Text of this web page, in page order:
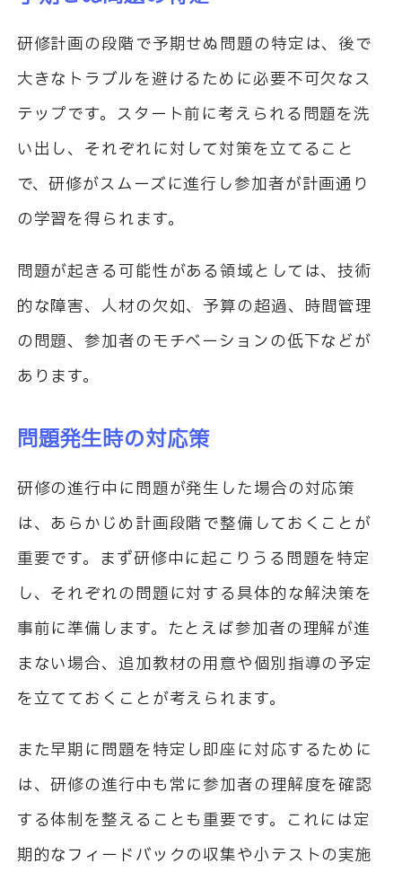
研修計画の段階で予期せぬ問題の特定は、後で
大きなトラブルを避けるために必要不可欠なス
テップです。スタート前に考えられる問題を洗
い出し、それぞれに対して対策を立てること
で、研修がスムーズに進行し参加者が計画通り
の学習を得られます。
問題が起きる可能性がある領域としては、技術
的な障害、人材の欠如、予算の超過、時間管理
の問題、参加者のモチベーションの低下などが
あります。
問題発生時の対応策
研修の進行中に問題が発生した場合の対応策
は、あらかじめ計画段階で整備しておくことが
重要です。まず研修中に起こりうる問題を特定
し、それぞれの問題に対する具体的な解決策を
事前に準備します。たとえば参加者の理解が進
まない場合、追加教材の用意や個別指導の予定
を立てておくことが考えられます。
また早期に問題を特定し即座に対応するために
は、研修の進行中も常に参加者の理解度を確認
する体制を整えることも重要です。これには定
期的なフィードバックの収集や小テストの実施